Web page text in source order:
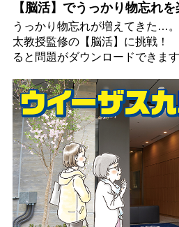
【脳活】でうっかり物忘れを
うっかり物忘れが増えてきた…
太教授監修の【脳活】に挑戦！
ると問題がダウンロードできます